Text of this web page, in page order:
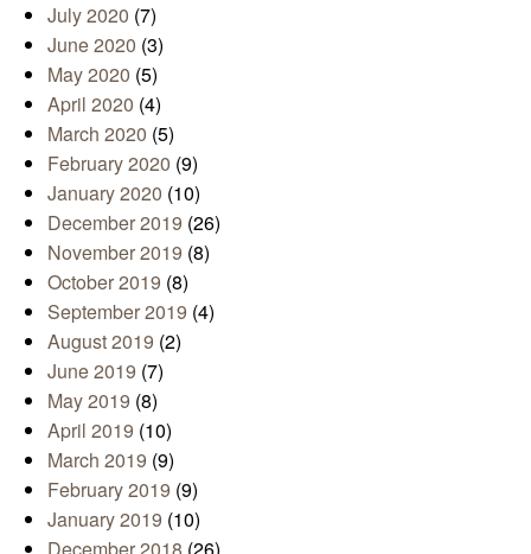
July 2020 (7)
June 2020 (3)
May 2020 (5)
April 2020 (4)
March 2020 (5)
February 2020 (9)
January 2020 (10)
December 2019 (26)
November 2019 (8)
October 2019 (8)
September 2019 (4)
August 2019 (2)
June 2019 (7)
May 2019 (8)
April 2019 (10)
March 2019 (9)
February 2019 (9)
January 2019 (10)